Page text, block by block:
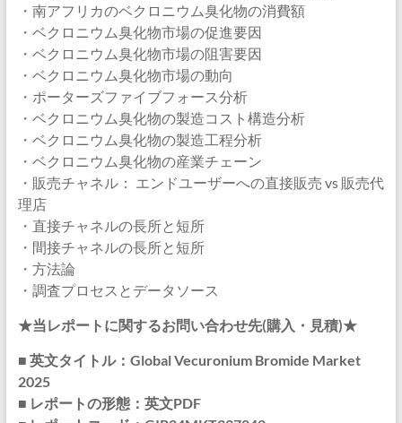
・南アフリカのベクロニウム臭化物の消費額
・ベクロニウム臭化物市場の促進要因
・ベクロニウム臭化物市場の阻害要因
・ベクロニウム臭化物市場の動向
・ポーターズファイブフォース分析
・ベクロニウム臭化物の製造コスト構造分析
・ベクロニウム臭化物の製造工程分析
・ベクロニウム臭化物の産業チェーン
・販売チャネル： エンドユーザーへの直接販売 vs 販売代
理店
・直接チャネルの長所と短所
・間接チャネルの長所と短所
・方法論
・調査プロセスとデータソース
★当レポートに関するお問い合わせ先(購入・見積)★
■ 英文タイトル：Global Vecuronium Bromide Market
2025
■ レポートの形態：英文PDF